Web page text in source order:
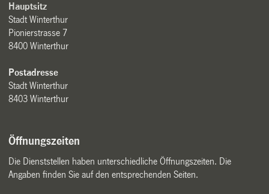
Hauptsitz
Stadt Winterthur
Pionierstrasse 7
8400 Winterthur
Postadresse
Stadt Winterthur
8403 Winterthur
Öffnungszeiten
Die Dienststellen haben unterschiedliche Öffnungszeiten. Die
Angaben finden Sie auf den entsprechenden Seiten.